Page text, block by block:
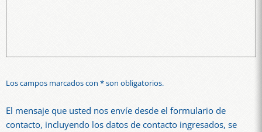
Los campos marcados con * son obligatorios.
El mensaje que usted nos envíe desde el formulario de
contacto, incluyendo los datos de contacto ingresados, se